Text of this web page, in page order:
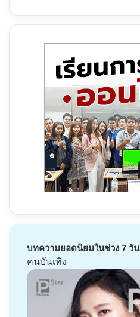
บทความยอดนิยมในช่วง 7 วัน
คนบันเทิง